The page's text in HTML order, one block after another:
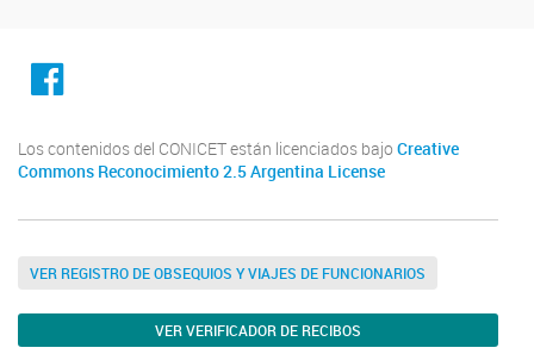
facebook
Los contenidos del CONICET están licenciados bajo Creative
Commons Reconocimiento 2.5 Argentina License
VER REGISTRO DE OBSEQUIOS Y VIAJES DE FUNCIONARIOS
VER VERIFICADOR DE RECIBOS